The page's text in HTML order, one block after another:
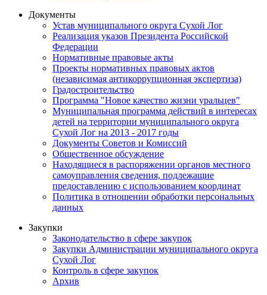
Документы
Устав муниципального округа Сухой Лог
Реализация указов Президента Российской
Федерации
Нормативные правовые акты
Проекты нормативных правовых актов
(независимая антикоррупционная экспертиза)
Градостроительство
Программа "Новое качество жизни уральцев"
Муниципальная программа действий в интересах
детей на территории муниципального округа
Сухой Лог на 2013 - 2017 годы
Документы Советов и Комиссий
Общественное обсуждение
Находящиеся в распоряжении органов местного
самоуправления сведения, подлежащие
предоставлению с использованием координат
Политика в отношении обработки персональных
данных
Закупки
Законодательство в сфере закупок
Закупки Администрации муниципального округа
Сухой Лог
Контроль в сфере закупок
Архив